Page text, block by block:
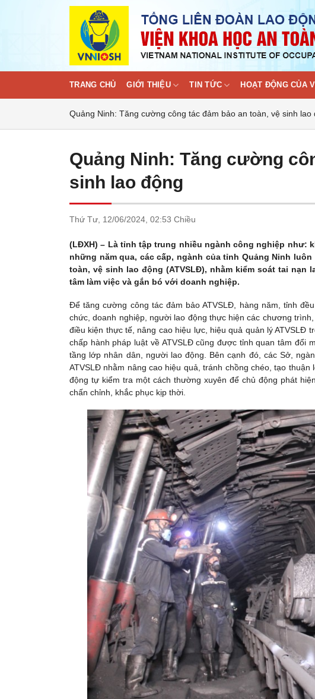
TRANG CHỦ GIỚI THIỆU TIN TỨC HOẠT ĐỘNG CỦA
Quảng Ninh: Tăng cường công tác đảm bảo an toàn, vệ sinh lao
Quảng Ninh: Tăng cường
sinh lao động
Thứ Tư, 12/06/2024, 02:53 Chiều
(LĐXH) – Là tỉnh tập trung nhiều ngành công nghiệp như:
những năm qua, các cấp, ngành của tỉnh Quảng Ninh
toàn, vệ sinh lao động (ATVSLĐ), nhằm kiểm soát tai
tâm làm việc và gắn bó với doanh nghiệp.
Để tăng cường công tác đảm bảo ATVSLĐ, hàng năm, tỉnh
chức, doanh nghiệp, người lao động thực hiện các chương
điều kiện thực tế, nâng cao hiệu lực, hiệu quả quản lý ATVSLĐ
chấp hành pháp luật về ATVSLĐ cũng được tỉnh quan tâm đổi
tầng lớp nhân dân, người lao động. Bên cạnh đó, các Sở,
ATVSLĐ nhằm nâng cao hiệu quả, tránh chồng chéo, tạo
động tự kiểm tra một cách thường xuyên để chủ động phát
chấn chỉnh, khắc phục kịp thời.